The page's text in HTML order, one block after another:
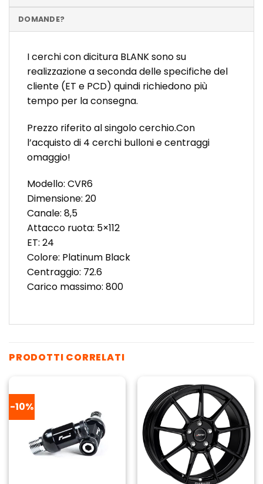
DOMANDE?
I cerchi con dicitura BLANK sono su
realizzazione a seconda delle specifiche del
cliente (ET e PCD) quindi richiedono più
tempo per la consegna.
Prezzo riferito al singolo cerchio.Con
l’acquisto di 4 cerchi bulloni e centraggi
omaggio!
Modello: CVR6
Dimensione: 20
Canale: 8,5
Attacco ruota: 5×112
ET: 24
Colore: Platinum Black
Centraggio: 72.6
Carico massimo: 800
PRODOTTI CORRELATI
-10%